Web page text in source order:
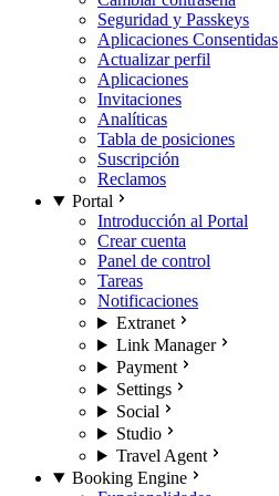
Seguridad y Passkeys
Aplicaciones Consentidas
Actualizar perfil
Aplicaciones
Invitaciones
Analíticas
Tabla de posiciones
Suscripción
Reclamos
Portal
Introducción al Portal
Crear cuenta
Panel de control
Tareas
Notificaciones
Extranet
Link Manager
Payment
Settings
Social
Studio
Travel Agent
Booking Engine